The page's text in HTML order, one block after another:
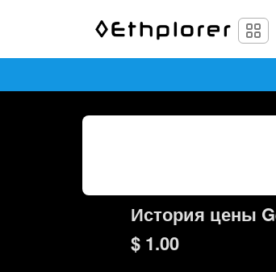
История цены
$ 1.00